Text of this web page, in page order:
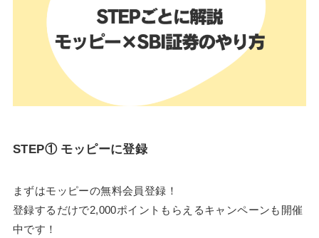
STEP① モッピーに登録
まずはモッピーの無料会員登録！
登録するだけで2,000ポイントもらえるキャンペーンも開催
中です！